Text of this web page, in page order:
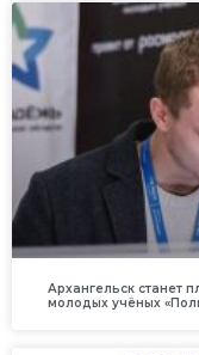
Архангельск станет
молодых учёных